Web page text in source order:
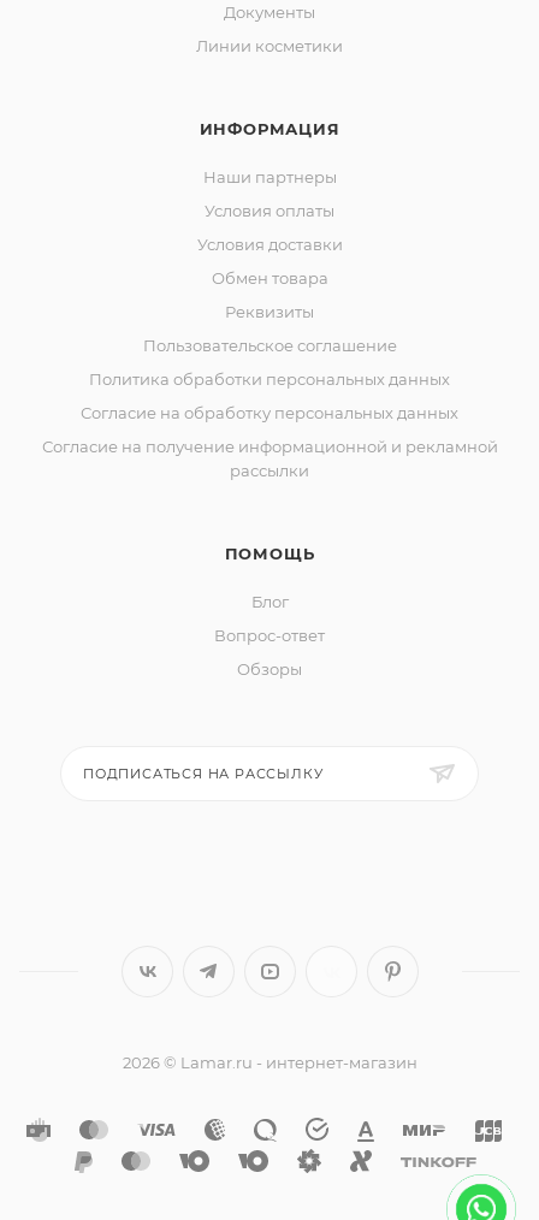
Документы
Линии косметики
ИНФОРМАЦИЯ
Наши партнеры
Условия оплаты
Условия доставки
Обмен товара
Реквизиты
Пользовательское соглашение
Политика обработки персональных данных
Согласие на обработку персональных данных
Согласие на получение информационной и рекламной
рассылки
ПОМОЩЬ
Блог
Вопрос-ответ
Обзоры
ПОДПИСАТЬСЯ НА РАССЫЛКУ
2026 © Lamar.ru - интернет-магазин